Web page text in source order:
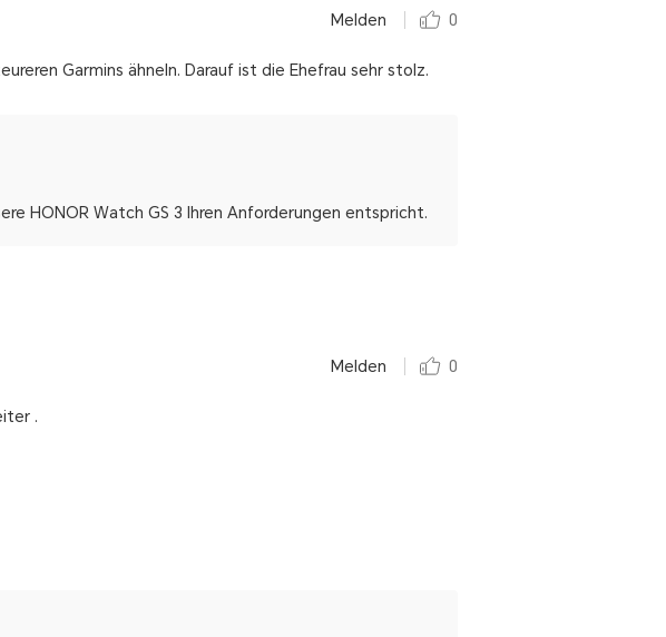
Melden 0
Garmins ähneln. Darauf ist die Ehefrau sehr stolz.
HONOR Watch GS 3 Ihren Anforderungen entspricht.
Melden 0
.